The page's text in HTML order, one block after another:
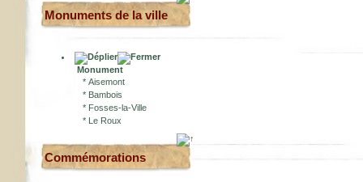
Monuments de la ville
Monument
* Aisemont
* Bambois
* Fosses-la-Ville
* Le Roux
Commémorations